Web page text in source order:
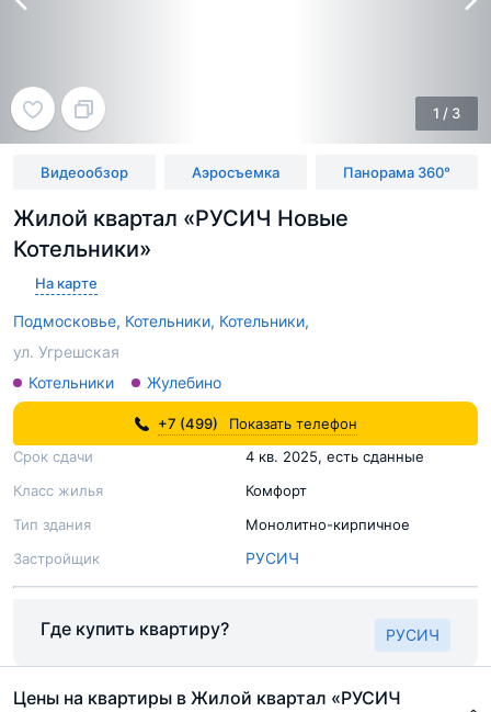
Жилой квартал «РУСИЧ Новые
Котельники»
На карте
Подмосковье, Котельники, Котельники,
ул. Угрешская
Котельники
Жулебино
Видеообзор Аэросъемка Панорама 360°
1 / 3
Срок сдачи
4 кв. 2025, есть сданные
Класс жилья
Комфорт
Тип здания
Монолитно-кирпичное
Застройщик
РУСИЧ
+7 (499) Показать телефон
Где купить квартиру? РУСИЧ
Цены на квартиры в Жилой квартал «РУСИЧ